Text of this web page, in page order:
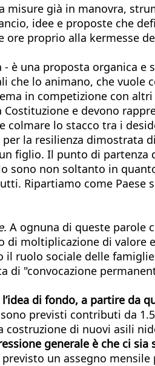
già in manovra,
idee e proposte che
proprio alla kermesse
è una proposta organica
lo animano, che
in competizione con altri
e devono
lo stacco tra i
la resilienza dimostrata
figlio. Il punto di partenza
sono non soltanto in
Ripartiamo come Paese
. A ognuna di queste parole
moltiplicazione di valore
ruolo sociale delle
di "convocazione
di fondo, a partire da
previsti contributi da
costruzione di nuovi asili
generale è che ci
un assegno